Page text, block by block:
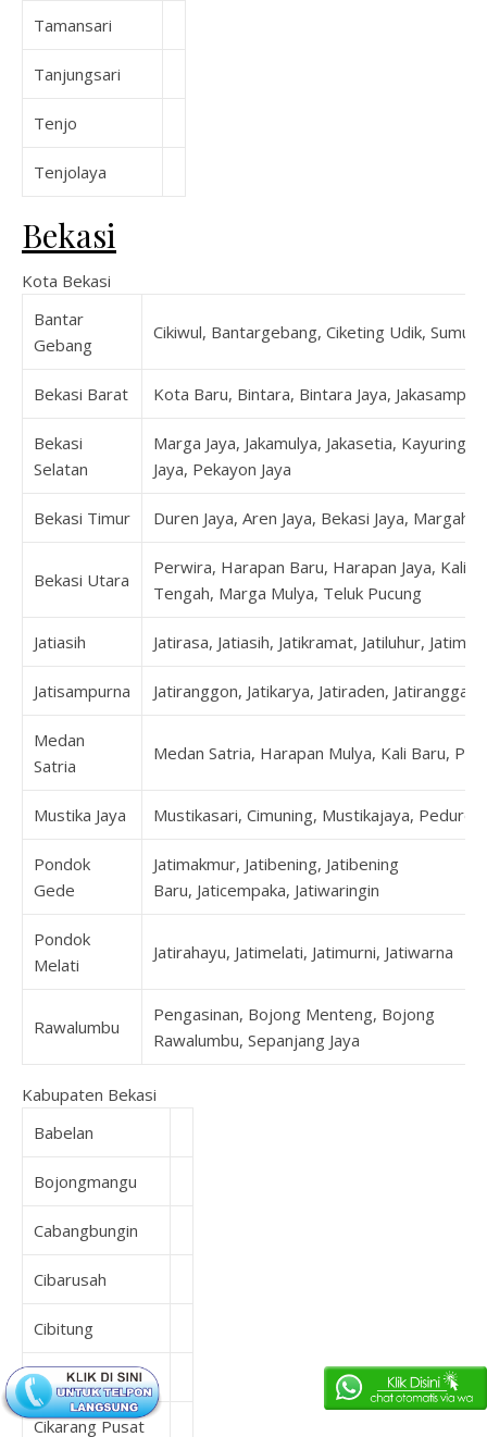
Tamansari
Tanjungsari
Tenjo
Tenjolaya
Bekasi
Kota Bekasi
Bantar
Gebang
Cikiwul, Bantargebang, Ciketing Udik, Sumur
Bekasi Barat Kota Baru, Bintara, Bintara Jaya,
Bekasi
Selatan
Marga Jaya, Jakamulya, Jakasetia, Kayuringin
Jaya, Pekayon Jaya
Bekasi Timur Duren Jaya, Aren Jaya, Bekasi Jaya,
Bekasi Utara
Perwira, Harapan Baru, Harapan Jaya,
Tengah, Marga Mulya, Teluk Pucung
Jatiasih Jatirasa, Jatiasih, Jatikramat, Jatiluhur,
Jatisampurna Jatiranggon, Jatikarya, Jatiraden, Jatirangga,
Medan
Satria
Medan Satria, Harapan Mulya, Kali Baru,
Mustika Jaya Mustikasari, Cimuning, Mustikajaya,
Pondok
Gede
Jatimakmur, Jatibening, Jatibening
Baru, Jaticempaka, Jatiwaringin
Pondok
Melati
Jatirahayu, Jatimelati, Jatimurni, Jatiwarna
Rawalumbu
Pengasinan, Bojong Menteng, Bojong
Rawalumbu, Sepanjang Jaya
Kabupaten Bekasi
Babelan
Bojongmangu
Cabangbungin
Cibarusah
Cibitung
Cikarang Barat
Cikarang Pusat